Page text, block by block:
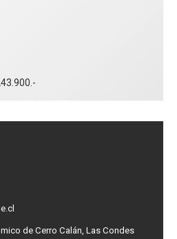
de Cerro Calán, Las Condes